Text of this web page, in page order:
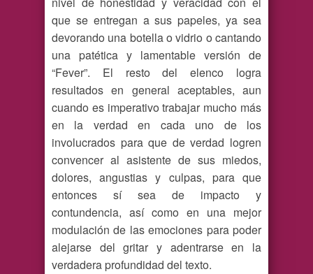
que se entregan a sus papeles, ya sea
devorando una botella o vidrio o cantando
una patética y lamentable versión de
“Fever”. El resto del elenco logra
resultados en general aceptables, aun
cuando es imperativo trabajar mucho más
en la verdad en cada uno de los
involucrados para que de verdad logren
convencer al asistente de sus miedos,
dolores, angustias y culpas, para que
entonces sí sea de impacto y
contundencia, así como en una mejor
modulación de las emociones para poder
alejarse del gritar y adentrarse en la
verdadera profundidad del texto.